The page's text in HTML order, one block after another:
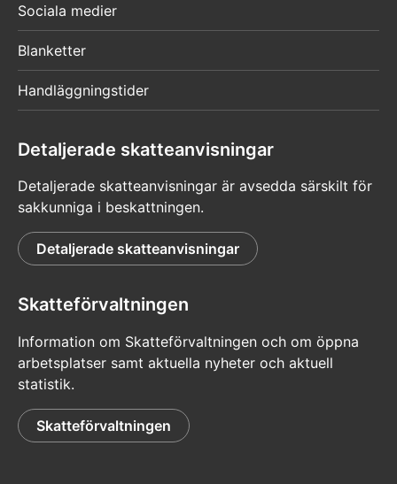
Sociala medier
Blanketter
Handläggningstider
Detaljerade skatteanvisningar
Detaljerade skatteanvisningar är avsedda särskilt för
sakkunniga i beskattningen.
Detaljerade skatteanvisningar
Skatteförvaltningen
Information om Skatteförvaltningen och om öppna
arbetsplatser samt aktuella nyheter och aktuell
statistik.
Skatteförvaltningen